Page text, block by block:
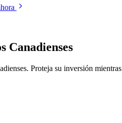
Canadienses
Proteja su inversión mientras